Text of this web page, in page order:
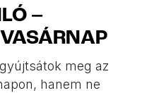
–
meg az
hanem ne